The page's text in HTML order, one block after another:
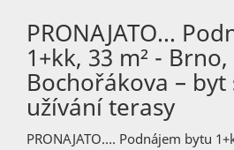
PRONAJATO…
1+kk, 33 m² - Brno,
Bochořákova –
užívání terasy
PRONAJATO…. Podnájem bytu